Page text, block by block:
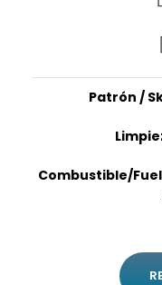
Patrón /
Combustible/